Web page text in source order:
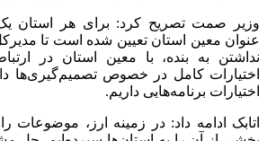
وزیر صمت تصریح کرد: برای هر استان یک
عنوان معین استان تعیین شده است تا
نداشتن به بنده، با معین استان در
اختیارات کامل در خصوص تصمیم‌گیری‌ها
اختیارات برنامه‌هایی داریم.
اتابک ادامه داد: در زمینه ارز، موضوعات